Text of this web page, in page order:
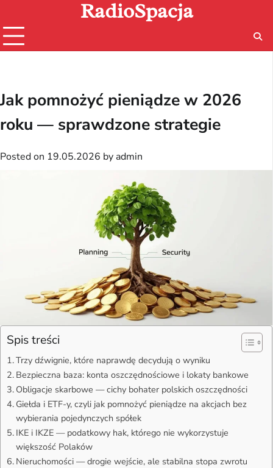
content
RadioSpacja
Jak pomnożyć pieniądze w 2026
roku — sprawdzone strategie
Posted on 19.05.2026 by admin
Spis treści
Trzy dźwignie, które naprawdę decydują o wyniku
Bezpieczna baza: konta oszczędnościowe i lokaty bankowe
Obligacje skarbowe — cichy bohater polskich oszczędności
Giełda i ETF-y, czyli jak pomnożyć pieniądze na akcjach bez
wybierania pojedynczych spółek
IKE i IKZE — podatkowy hak, którego nie wykorzystuje
większość Polaków
Nieruchomości — drogie wejście, ale stabilna stopa zwrotu